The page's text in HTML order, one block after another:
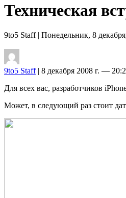
Техническая
9to5 Staff| Понедельник, 8
9to5 Staff| 8 декабря 2008 г. —
Для всех вас, разработчиков
Может, в следующий раз стоит